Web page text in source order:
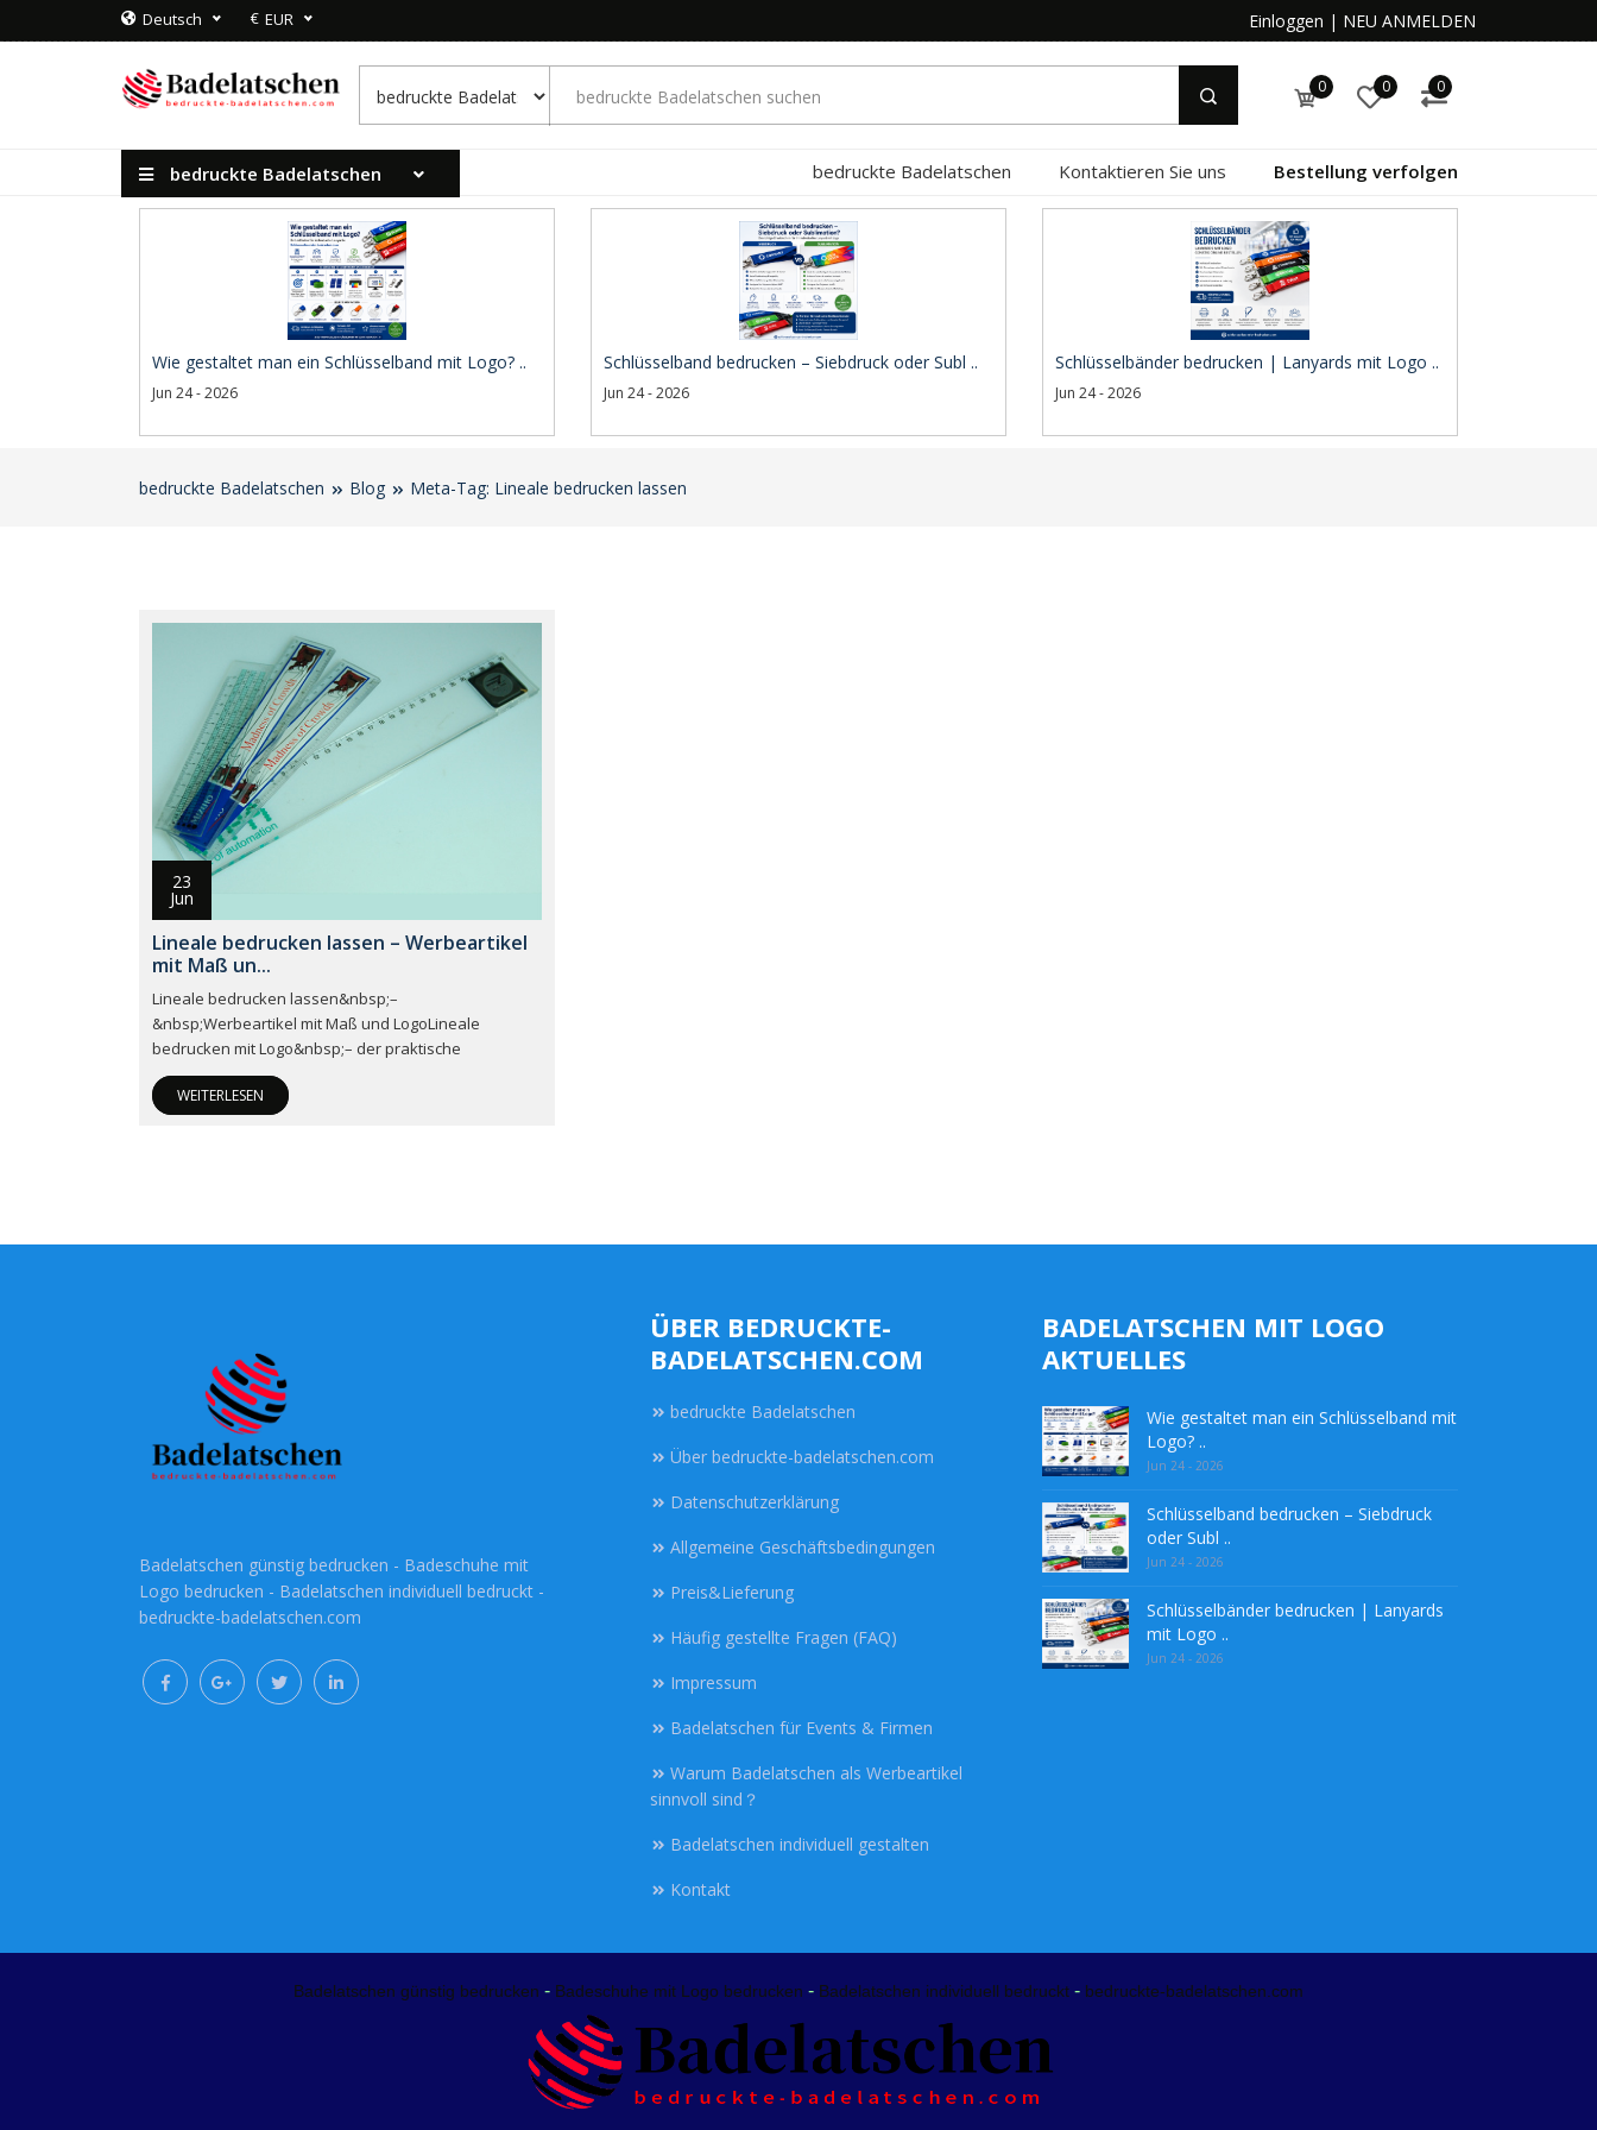
Deutsch € EUR Einloggen | NEU ANMELDEN
0 0 0
bedruckte Badelatschen bedruckte Badelatschen Kontaktieren Sie uns Bestellung verfolgen
Wie gestaltet man ein Schlüsselband mit Logo? ..
Jun 24 - 2026
Schlüsselband bedrucken – Siebdruck oder Subl ..
Jun 24 - 2026
Schlüsselbänder bedrucken | Lanyards mit Logo ..
Jun 24 - 2026
bedruckte Badelatschen Blog Meta-Tag: Lineale bedrucken lassen
23
Jun
Lineale bedrucken lassen – Werbeartikel
mit Maß un...
Lineale bedrucken lassen&nbsp;–
&nbsp;Werbeartikel mit Maß und LogoLineale
bedrucken mit Logo&nbsp;– der praktische
WEITERLESEN
Badelatschen günstig bedrucken - Badeschuhe mit
Logo bedrucken - Badelatschen individuell bedruckt -
bedruckte-badelatschen.com
ÜBER BEDRUCKTE-
BADELATSCHEN.COM
bedruckte Badelatschen
Über bedruckte-badelatschen.com
Datenschutzerklärung
Allgemeine Geschäftsbedingungen
Preis&Lieferung
Häufig gestellte Fragen (FAQ)
Impressum
Badelatschen für Events & Firmen
Warum Badelatschen als Werbeartikel
sinnvoll sind？
Badelatschen individuell gestalten
Kontakt
BADELATSCHEN MIT LOGO
AKTUELLES
Wie gestaltet man ein Schlüsselband mit
Logo? ..
Jun 24 - 2026
Schlüsselband bedrucken – Siebdruck
oder Subl ..
Jun 24 - 2026
Schlüsselbänder bedrucken | Lanyards
mit Logo ..
Jun 24 - 2026
Badelatschen günstig bedrucken - Badeschuhe mit Logo bedrucken - Badelatschen individuell bedruckt - bedruckte-badelatschen.com